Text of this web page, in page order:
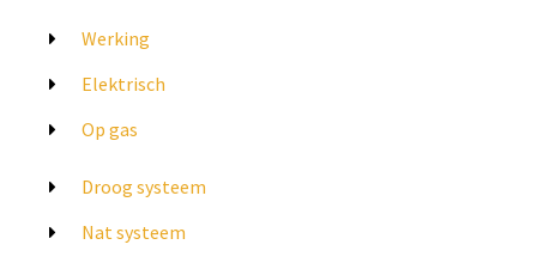
Werking
Elektrisch
Op gas
Droog systeem
Nat systeem